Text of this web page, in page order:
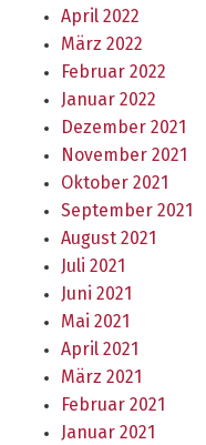
April 2022
März 2022
Februar 2022
Januar 2022
Dezember 2021
November 2021
Oktober 2021
September 2021
August 2021
Juli 2021
Juni 2021
Mai 2021
April 2021
März 2021
Februar 2021
Januar 2021